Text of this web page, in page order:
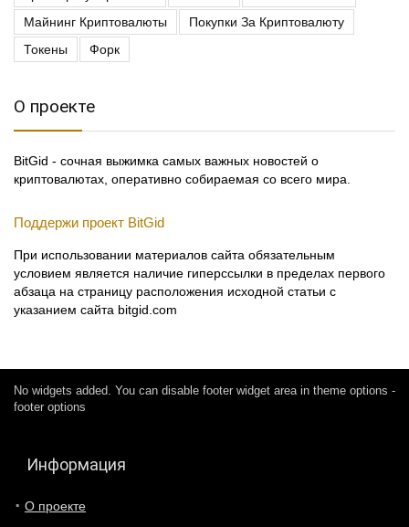
Майнинг Криптовалюты
Покупки За Криптовалюту
Токены
Форк
О проекте
BitGid - сочная выжимка самых важных новостей о
криптовалютах, оперативно собираемая со всего мира.
Поддержи проект BitGid
При использовании материалов сайта обязательным
условием является наличие гиперссылки в пределах первого
абзаца на страницу расположения исходной статьи с
указанием сайта bitgid.com
No widgets added. You can disable footer widget area in theme options -
footer options
Информация
О проекте